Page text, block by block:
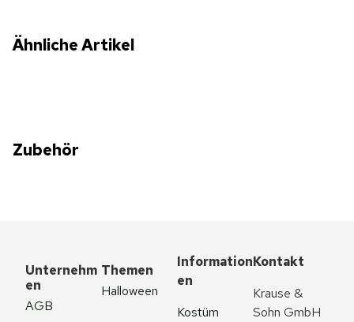
Ähnliche Artikel
Zubehör
Unternehm
en
AGB
Themen
Halloween
Information
en
Kostüm
Kontakt
Krause &
Sohn GmbH